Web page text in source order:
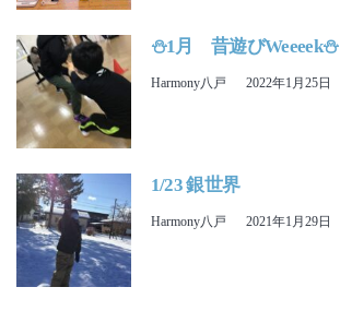
⛄1月 昔遊びWeeeek⛄
Harmony八戸 2022年1月25日
1/23 銀世界
Harmony八戸 2021年1月29日